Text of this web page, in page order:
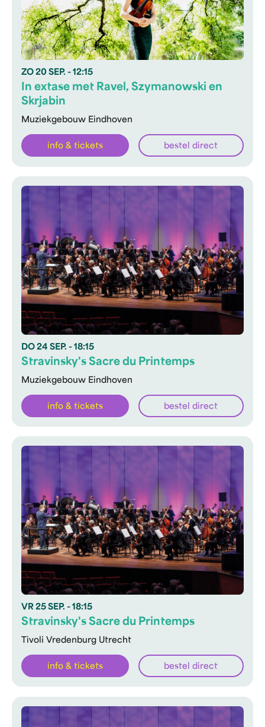
ZO 20 SEP. - 12:15
Muziekgebouw Eindhoven
In extase met Ravel, Szymanowski en
Skrjabin
info & tickets bestel direct
DO 24 SEP. - 18:15
Muziekgebouw Eindhoven
Stravinsky's Sacre du Printemps
info & tickets bestel direct
VR 25 SEP. - 18:15
Tivoli Vredenburg Utrecht
Stravinsky's Sacre du Printemps
info & tickets bestel direct